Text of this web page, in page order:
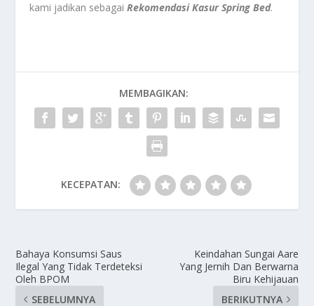
kami jadikan sebagaiRekomendasi Kasur Spring Bed.
MEMBAGIKAN:
KECEPATAN:
Bahaya Konsumsi Saus
Ilegal Yang Tidak Terdeteksi
Oleh BPOM
SEBELUMNYA
Keindahan Sungai Aare
Yang Jernih Dan Berwarna
Biru Kehijauan
BERIKUTNYA